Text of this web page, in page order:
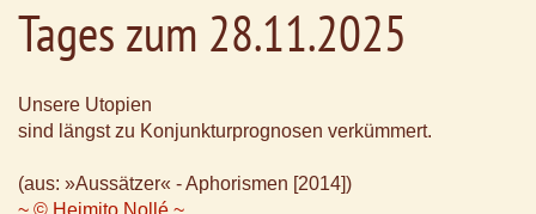
Tages zum 28.11.2025
Unsere Utopien
sind längst zu Konjunkturprognosen verkümmert.
(aus: »Aussätzer« - Aphorismen [2014])
~ © Heimito Nollé ~